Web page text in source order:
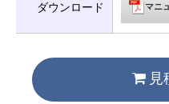
ダウンロード マニ
見